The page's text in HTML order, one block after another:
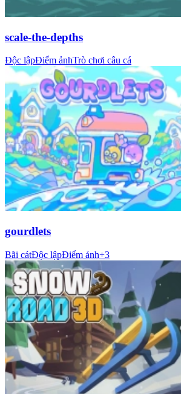
scale-the-depths
Độc lậpĐiểm ảnhTrò chơi câu cá
gourdlets
Bãi cátĐộc lậpĐiểm ảnh+3